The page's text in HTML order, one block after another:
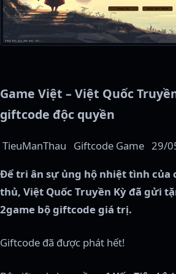
Game Việt – Việt Quốc
giftcode độc quyền
TieuManThau Giftcode Game 29/
Để tri ân sự ủng hộ nhiệt tình của
thủ, Việt Quốc Truyền Kỳ đã gửi
2game bộ giftcode giá trị.
Giftcode đã được phát hết!